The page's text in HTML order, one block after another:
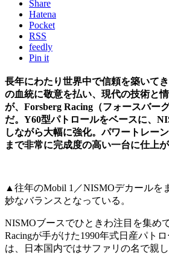
Share
Hatena
Pocket
RSS
feedly
Pin it
長年にわたり世界中で信頼を築いて
の血統に敬意を払い、現代の技術と
が、Forsberg Racing（フォースバー
だ。Y60型パトロールをベースに、
しながら大幅に強化。パワートレー
まで非常に完成度の高い一台に仕上が
▲往年のMobil 1／NISMOデカールを
妙なバランスとなっている。
NISMOブースでひときわ注目を集め
Racingが手がけた1990年式日産パト
は、日本国内ではサファリの名で親